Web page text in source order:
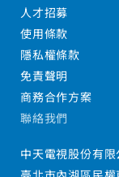
人才招募
使用條款
隱私權條款
免責聲明
商務合作方案
聯絡我們
中天電視股份有限